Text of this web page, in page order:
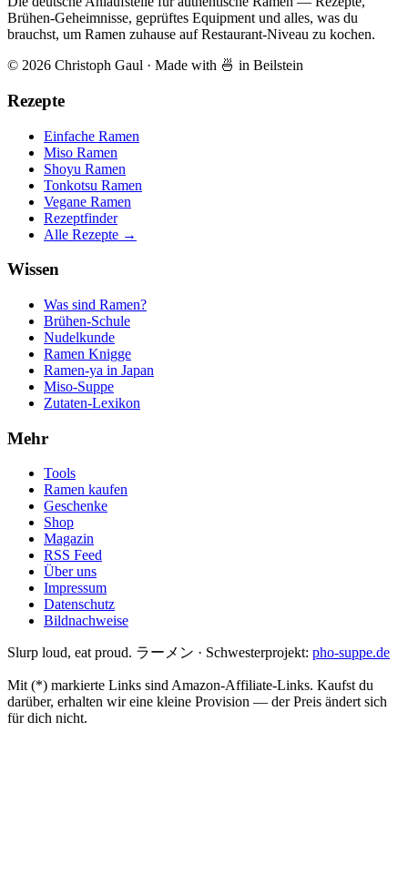
Brühen-Geheimnisse, geprüftes Equipment und alles, was du
brauchst, um Ramen zuhause auf Restaurant-Niveau zu kochen.
© 2026 Christoph Gaul · Made with 🍜 in Beilstein
Rezepte
Einfache Ramen
Miso Ramen
Shoyu Ramen
Tonkotsu Ramen
Vegane Ramen
Rezeptfinder
Alle Rezepte →
Wissen
Was sind Ramen?
Brühen-Schule
Nudelkunde
Ramen Knigge
Ramen-ya in Japan
Miso-Suppe
Zutaten-Lexikon
Mehr
Tools
Ramen kaufen
Geschenke
Shop
Magazin
RSS Feed
Über uns
Impressum
Datenschutz
Bildnachweise
Slurp loud, eat proud. ラーメン · Schwesterprojekt: pho-suppe.de
Mit (*) markierte Links sind Amazon-Affiliate-Links. Kaufst du
darüber, erhalten wir eine kleine Provision — der Preis ändert sich
für dich nicht.